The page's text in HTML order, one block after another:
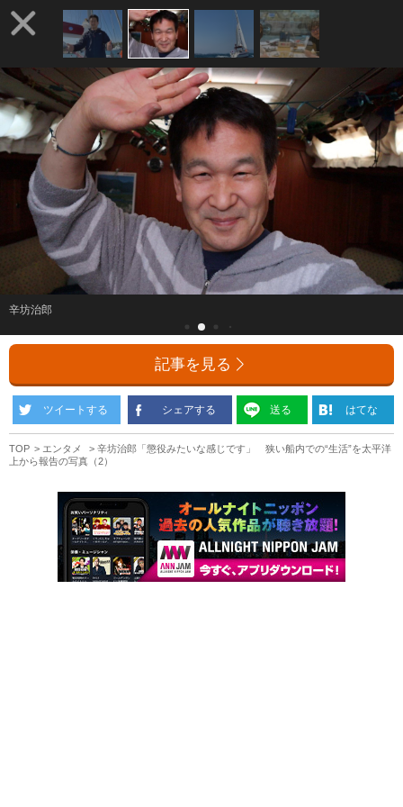
辛坊治郎
記事を見る
ツイートする シェアする 送る はてな
TOP エンタメ
辛坊治郎「懲役みたいな感じです」 狭い船内での“生活”を太平洋
上から報告の写真（2）